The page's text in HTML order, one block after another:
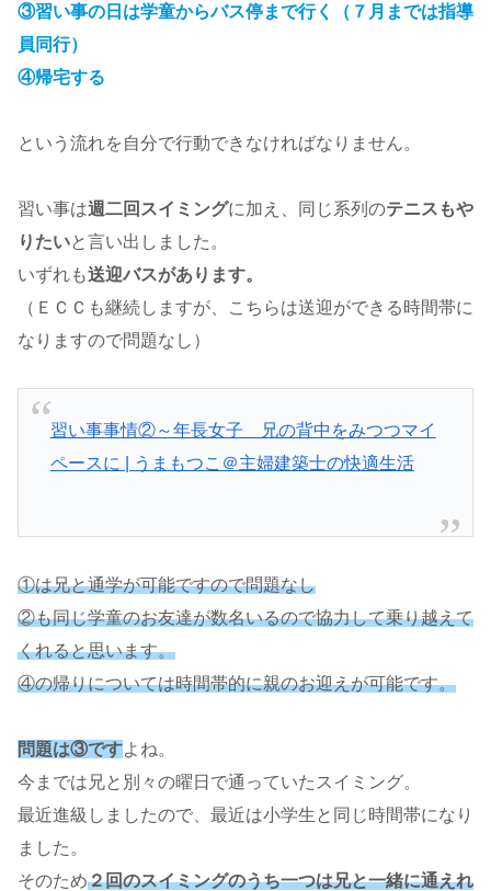
③習い事の日は学童からバス停まで行く（７月までは指導
員同行）
④帰宅する
という流れを自分で行動できなければなりません。
習い事は週二回スイミングに加え、同じ系列のテニスもや
りたいと言い出しました。
いずれも送迎バスがあります。
（ＥＣＣも継続しますが、こちらは送迎ができる時間帯に
なりますので問題なし）
習い事事情②～年長女子 兄の背中をみつつマイ
ペースに | うまもつこ＠主婦建築士の快適生活
①は兄と通学が可能ですので問題なし
②も同じ学童のお友達が数名いるので協力して乗り越えて
くれると思います。
④の帰りについては時間帯的に親のお迎えが可能です。
問題は③ですよね。
今までは兄と別々の曜日で通っていたスイミング。
最近進級しましたので、最近は小学生と同じ時間帯になり
ました。
そのため２回のスイミングのうち一つは兄と一緒に通えれ